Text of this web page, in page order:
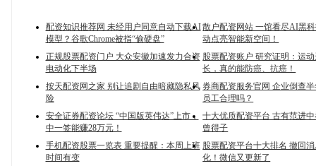
配资知识推荐网 未经用户同意自动下载AI
模型？谷歌Chrome被指“偷硬盘”
散户配资网站 一馆看尽AI黑
动点亮智能新空间！
正规股票配资门户 大众安徽加速发力合资
电动化下半场
股票配资账户 研究证明：运
长，真的能防癌、抗癌！
按天配资网之家 别让追剧自由暗藏隐私风
险
券商配资服务官网 企业倒查
员工合理吗？
安全证券配资论坛 “中国版英伟达”上市，
中一签能赚28万元！
十大优质配资平台 古有范进
曾得子
手机配资股票一览表 重要提醒：本周上班
时间有变
股票配资平台十大排名 撤回
化！微信又更新了